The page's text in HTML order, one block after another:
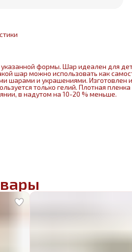
формы. Шар идеален для
шар можно использовать как
шарами и украшениями.
только гелий. Плотная
в надутом на 10-20 % меньше.